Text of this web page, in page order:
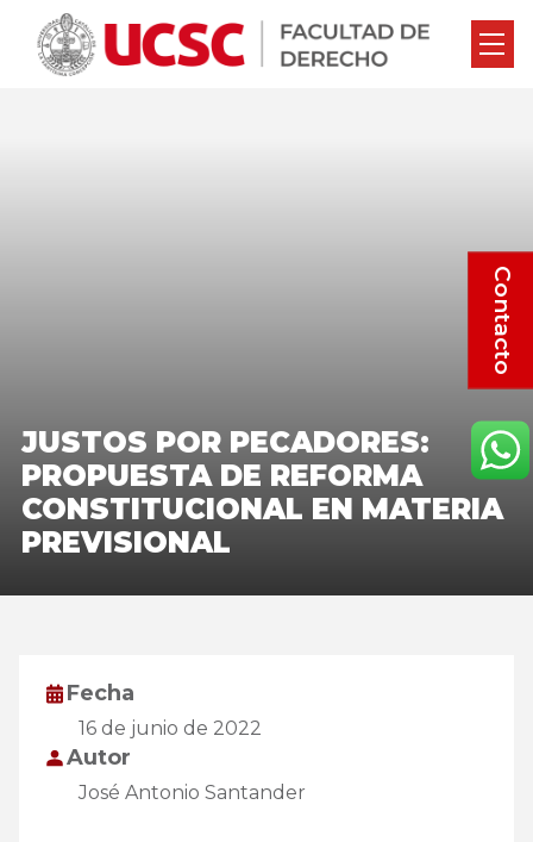
JUSTOS POR PECADORES:
PROPUESTA DE REFORMA
CONSTITUCIONAL EN MATERIA
PREVISIONAL
Fecha
16 de junio de 2022
Autor
José Antonio Santander
Contacto